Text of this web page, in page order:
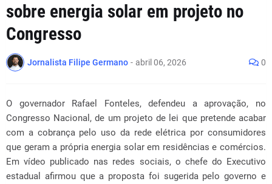
sobre energia solar em projeto no
Congresso
Jornalista Filipe Germano - abril 06, 2026 0
O governador Rafael Fonteles, defendeu a aprovação, no
Congresso Nacional, de um projeto de lei que pretende acabar
com a cobrança pelo uso da rede elétrica por consumidores
que geram a própria energia solar em residências e comércios.
Em vídeo publicado nas redes sociais, o chefe do Executivo
estadual afirmou que a proposta foi sugerida pelo governo e